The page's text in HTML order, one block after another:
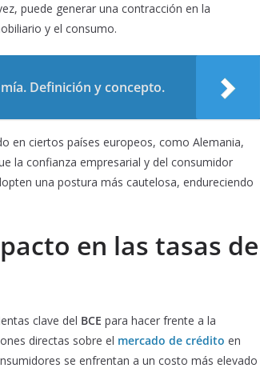
puede generar una contracción en la
y el consumo.
Definición y concepto.
en ciertos países europeos, como Alemania,
la confianza empresarial y del consumidor
una postura más cautelosa, endureciendo
en las tasas de
clave del BCE para hacer frente a la
directas sobre el mercado de crédito en
se enfrentan a un costo más elevado